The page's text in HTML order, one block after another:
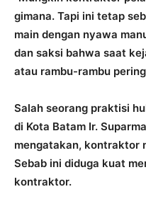
gimana. Tapi ini tetap
main dengan nyawa
dan saksi bahwa saat
atau rambu-rambu
Salah seorang praktisi
di Kota Batam Ir.
mengatakan, kontraktor
Sebab ini diduga kuat
kontraktor.